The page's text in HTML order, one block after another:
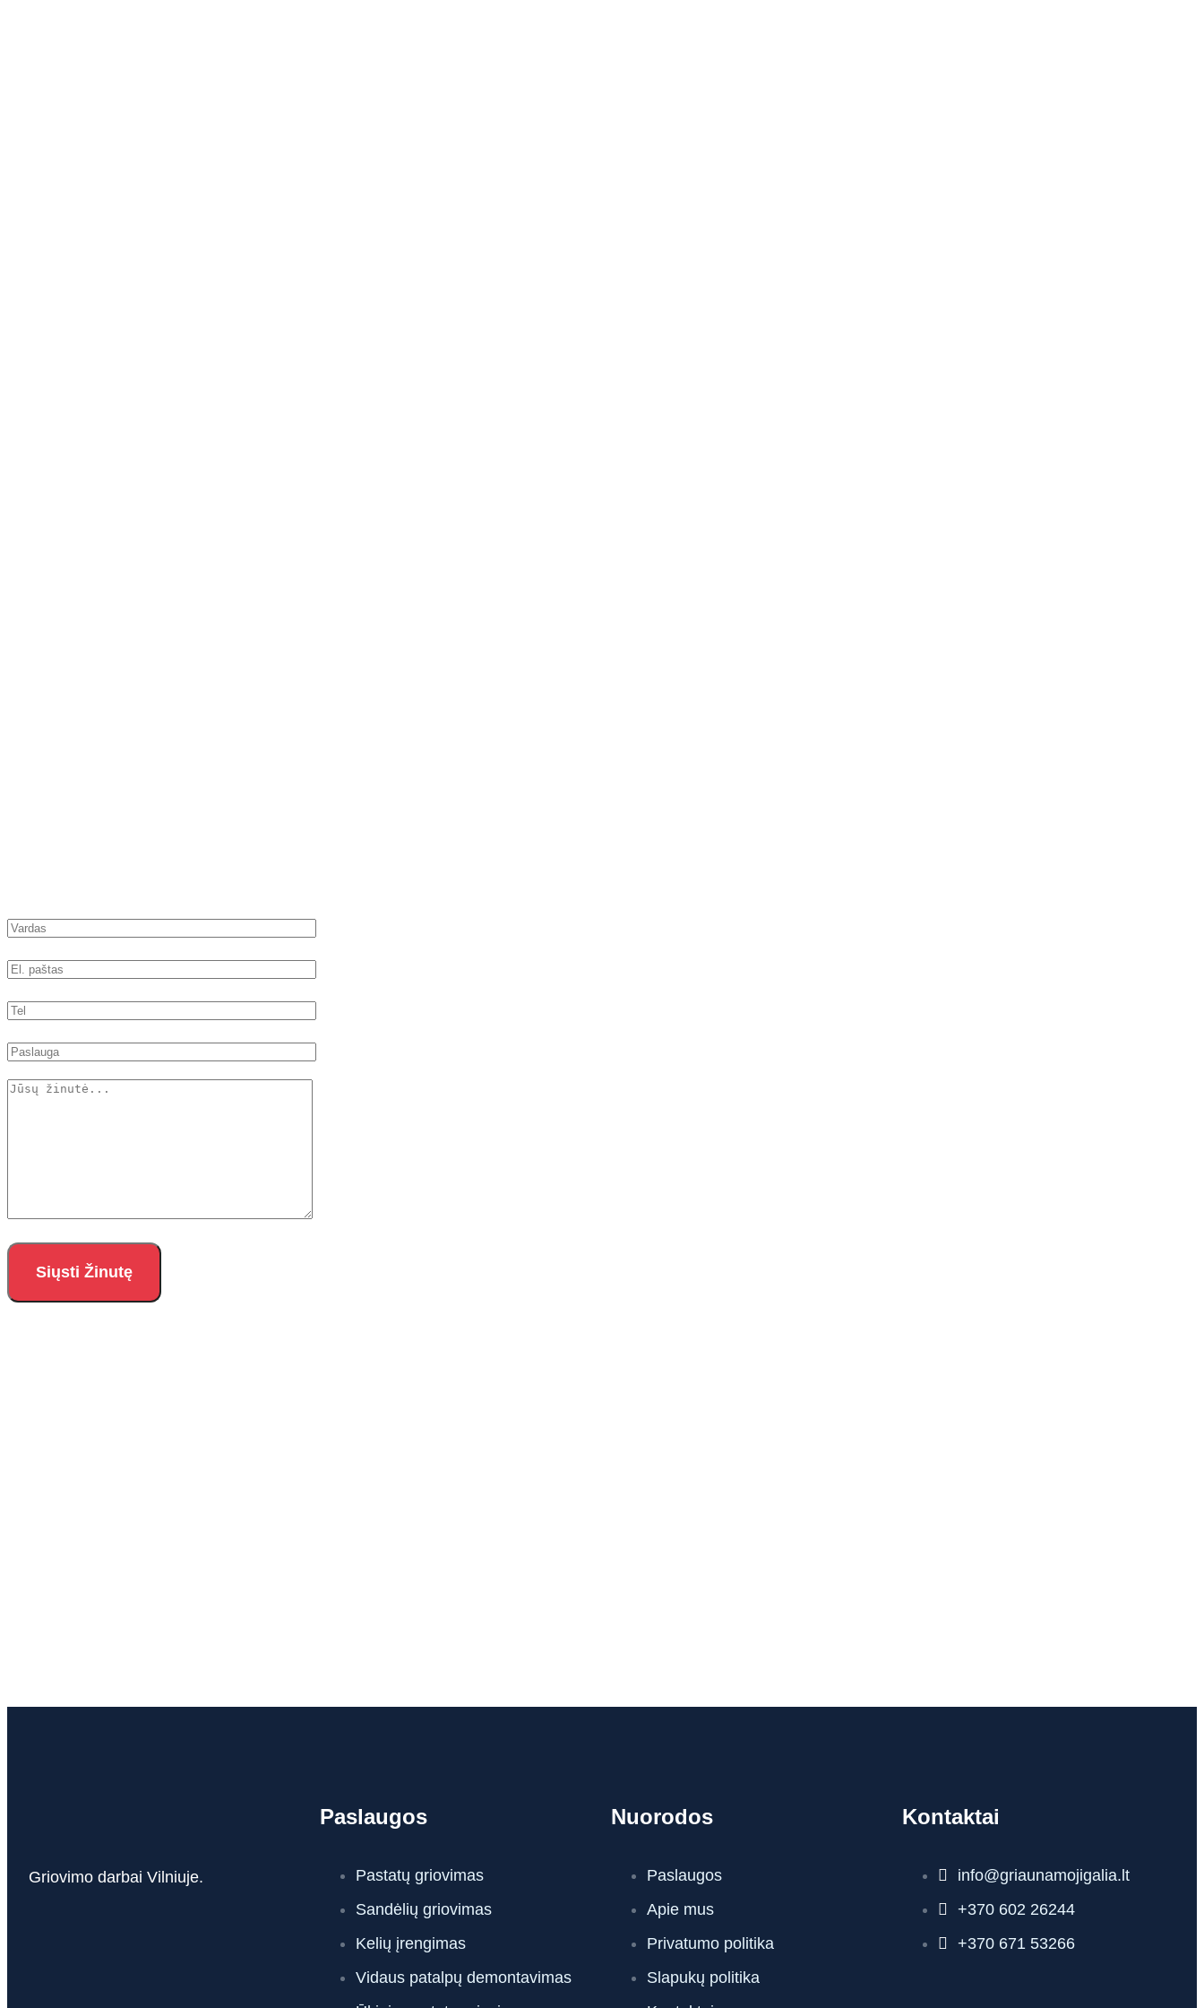
Griovimo darbai Vilniuje.
Paslaugos
Pastatų griovimas
Sandėlių griovimas
Kelių įrengimas
Vidaus patalpų demontavimas
Nuorodos
Paslaugos
Apie mus
Privatumo politika
Slapukų politika
Kontaktai
info@griaunamojigalia.lt
+370 602 26244
+370 671 53266